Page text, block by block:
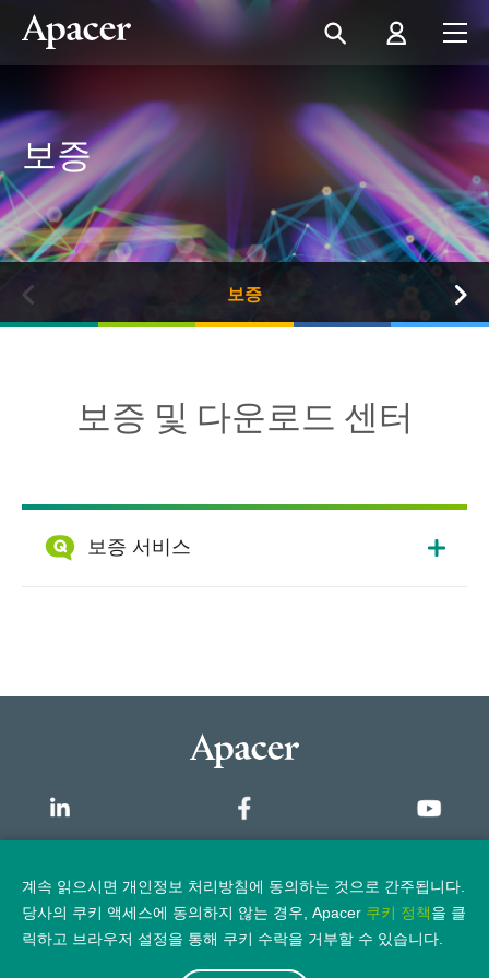
보증
보증
보증 및 다운로드 센터
보증 서비스
개요
개인정보 보호정책 법적 고지
계속 읽으시면 개인정보 처리방침에 동의하는 것으로 간주됩니다.
당사의 쿠키 액세스에 동의하지 않는 경우, Apacer 쿠키 정책을 클
릭하고 브라우저 설정을 통해 쿠키 수락을 거부할 수 있습니다.